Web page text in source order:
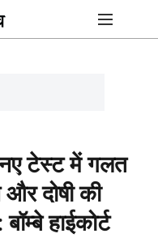
टेस्ट में गलत
और दोषी की
हाईकोर्ट